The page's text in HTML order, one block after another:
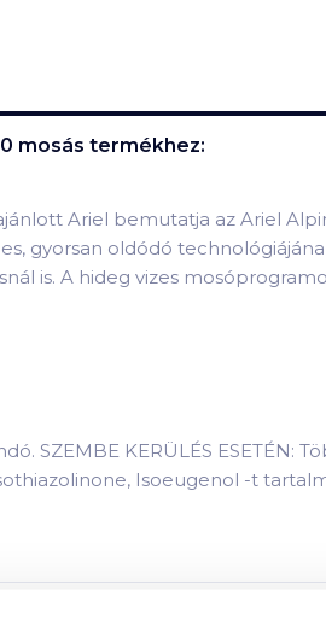
mosás termékhez:
Ariel bemutatja az Ariel
gyorsan oldódó
is. A hideg vizes
SZEMBE KERÜLÉS ESETÉN:
Isoeugenol -t